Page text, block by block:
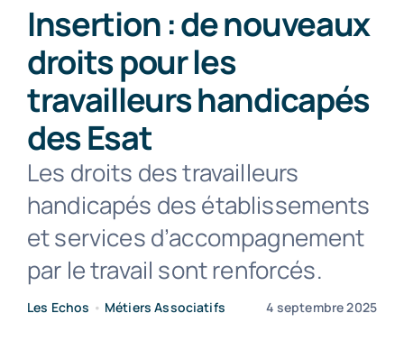
Actualités
Carrière
Contact
Insertion : de nouveaux
droits pour les
travailleurs handicapés
des Esat
Les droits des travailleurs
handicapés des établissements
et services d’accompagnement
par le travail sont renforcés.
Les Echos • Métiers Associatifs 4 septembre 2025